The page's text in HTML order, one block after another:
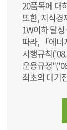
20품목에 대
또한, 지식경
1W이하 달
따라, 「에너
시행규칙
운용규정
최초의 대기